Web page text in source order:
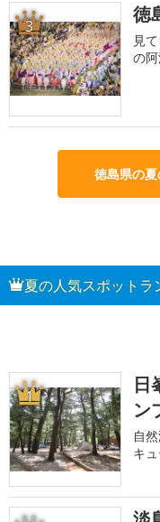
3 徳
見
の
徳島県の
夏の人気スポットラ
1
日
ン
自
キ